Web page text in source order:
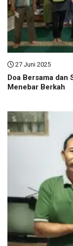
27 Juni 2025
Doa Bersama dan
Menebar Berkah